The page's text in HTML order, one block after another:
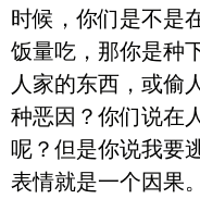
时候，你们是不是
饭量吃，那你是种
人家的东西，或偷
种恶因？你们说在
呢？但是你说我要
表情就是一个因果